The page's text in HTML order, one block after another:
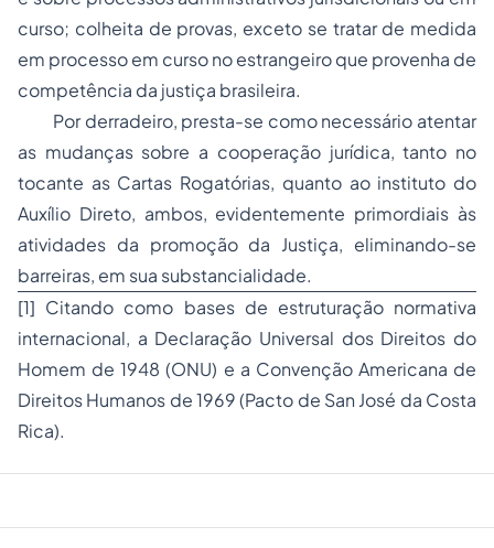
curso; colheita de provas, exceto se tratar de medida
em processo em curso no estrangeiro que provenha de
competência da justiça brasileira.
Por derradeiro, presta-se como necessário atentar
as mudanças sobre a cooperação jurídica, tanto no
tocante as Cartas Rogatórias, quanto ao instituto do
Auxílio Direto, ambos, evidentemente primordiais às
atividades da promoção da Justiça, eliminando-se
barreiras, em sua substancialidade.
[1] Citando como bases de estruturação normativa
internacional, a Declaração Universal dos Direitos do
Homem de 1948 (ONU) e a Convenção Americana de
Direitos Humanos de 1969 (Pacto de San José da Costa
Rica).